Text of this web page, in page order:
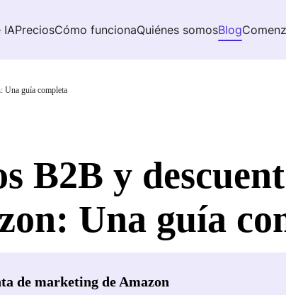
IAPreciosCómo funcionaQuiénes somosBlog
Una guía completa
B2B y
Una guía
de marketing de Amazon